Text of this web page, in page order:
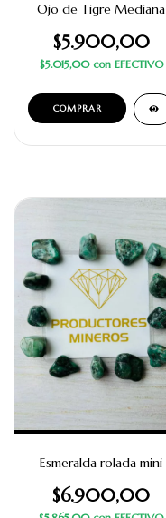
Ojo de Tigre Mediana
$5.900,00
$5.015,00 con EFECTIVO
Esmeralda rolada mini
$6.900,00